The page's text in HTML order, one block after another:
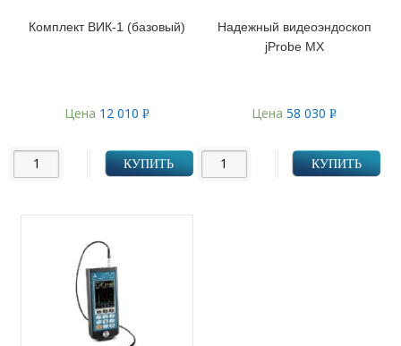
Комплект ВИК-1 (базовый)
Цена 12 010 Р
КУПИТЬ
Надежный видеоэндоскоп
jProbe MX
Цена58 030Р
КУПИТЬ